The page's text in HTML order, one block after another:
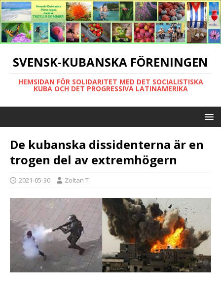
SVENSK-KUBANSKA FÖRENINGEN
HEMSIDAN FÖR SOLIDARITET MED DET SOCIALISTISKA
KUBA OCH DET PROGRESSIVA LATINAMERIKA
De kubanska dissidenterna är en
trogen del av extremhögern
2021-05-30 Zoltan T